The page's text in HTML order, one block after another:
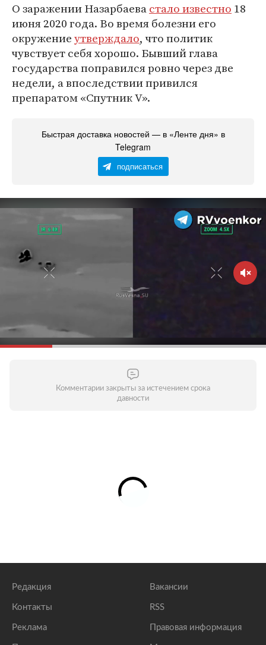
О заражении Назарбаевастало известно 18
июня 2020 года. Во время болезни его
окружениеутверждало, что политик
чувствует себя хорошо. Бывший глава
государства поправился ровно через две
недели, а впоследствии привился
препаратом «Спутник V».
Быстрая доставка новостей — в «Ленте дня» в
Telegram
подписаться
Комментарии закрыты за истечением срока
давности
Редакция
Контакты
Реклама
Вакансии
RSS
Правовая информация